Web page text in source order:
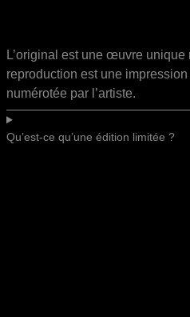
L’original est une œuvre
reproduction est une
numérotée par l’artiste.
Qu’est-ce qu’une édition limitée ?